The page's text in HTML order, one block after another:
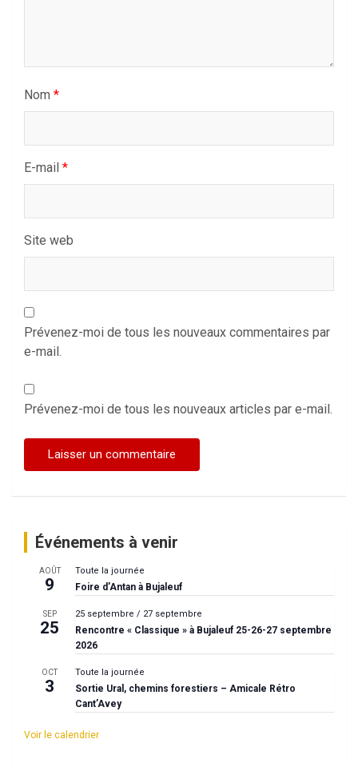
Nom *
E-mail *
Site web
Prévenez-moi de tous les nouveaux commentaires par
e-mail.
Prévenez-moi de tous les nouveaux articles par e-mail.
Événements à venir
AOÛT
9
Toute la journée
Foire d’Antan à Bujaleuf
SEP
25
25 septembre / 27 septembre
Rencontre « Classique » à Bujaleuf 25-26-27 septembre
2026
OCT
3
Toute la journée
Sortie Ural, chemins forestiers – Amicale Rétro
Cant’Avey
Voir le calendrier